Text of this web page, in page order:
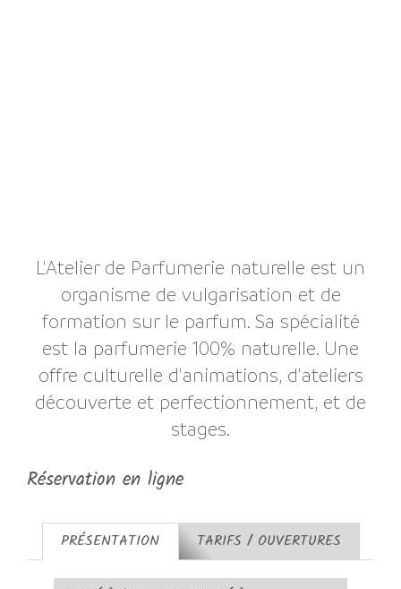
L'Atelier de Parfumerie naturelle est un
organisme de vulgarisation et de
formation sur le parfum. Sa spécialité
est la parfumerie 100% naturelle. Une
offre culturelle d'animations, d'ateliers
découverte et perfectionnement, et de
stages.
Réservation en ligne
PRÉSENTATION TARIFS / OUVERTURES